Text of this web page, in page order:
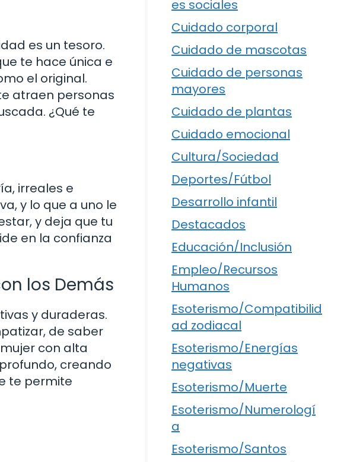
es un tesoro.
te hace única e
el original.
atraen personas
¿Qué te
irreales e
y lo que a uno le
y deja que tu
en la confianza
los Demás
y duraderas.
de saber
con alta
creando
te permite
es sociales
Cuidado corporal
Cuidado de mascotas
Cuidado de personas
mayores
Cuidado de plantas
Cuidado emocional
Cultura/Sociedad
Deportes/Fútbol
Desarrollo infantil
Destacados
Educación/Inclusión
Empleo/Recursos
Humanos
Esoterismo/Compatibilid
ad zodiacal
Esoterismo/Energías
negativas
Esoterismo/Muerte
Esoterismo/Numerologí
a
Esoterismo/Santos